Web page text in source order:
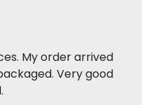
My order arrived
Very good